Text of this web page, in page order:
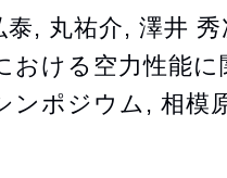
泰, 丸祐介, 澤井
おける空力性能
ンポジウム, 相模